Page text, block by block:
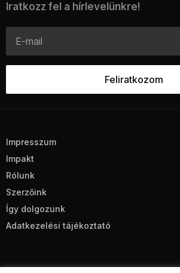
Iratkozz fel a hírlevelünkre!
Impresszum
Impakt
Rólunk
Szerzőink
Így dolgozunk
Adatkezelési tájékoztató